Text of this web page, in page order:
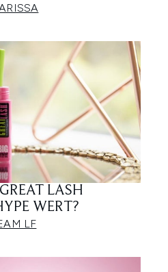
LASH
WERT?
LF